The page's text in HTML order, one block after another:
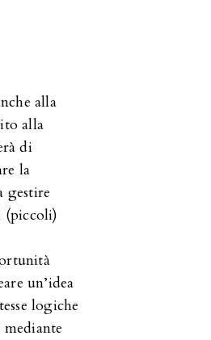
alla
alla
di
la
gestire
(piccoli)
un’idea
logiche